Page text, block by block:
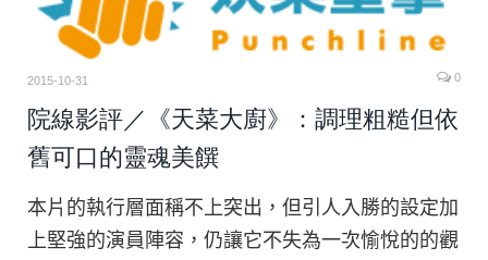
2015-10-31 0
院線影評／《天菜大廚》：調理粗糙但依
舊可口的靈魂美饌
本片的執行層面稱不上突出，但引人入勝的設定加
上堅強的演員陣容，仍讓它不失為一次愉悅的的觀